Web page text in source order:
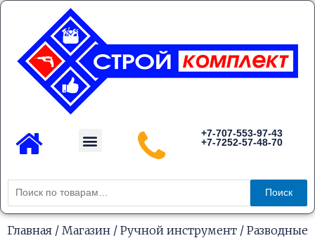
Перейти
содержимому
Menu
+7-707-553-97-43
+7-7252-57-48-70
Искать:
Поиск
Главная / Магазин / Ручной инструмент / Разводные